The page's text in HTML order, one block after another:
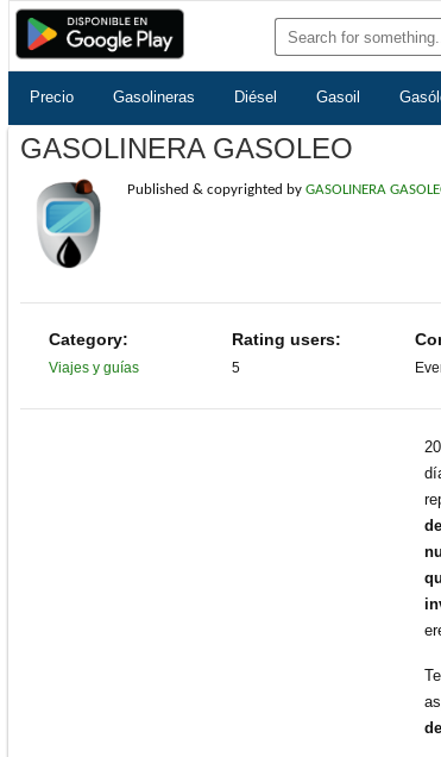
Precio Gasolineras Diésel Gasoil
GASOLINERA GASOLEO
Published & copyrighted by GASOLINERA
Category:
Viajes y guías
Rating users:
5